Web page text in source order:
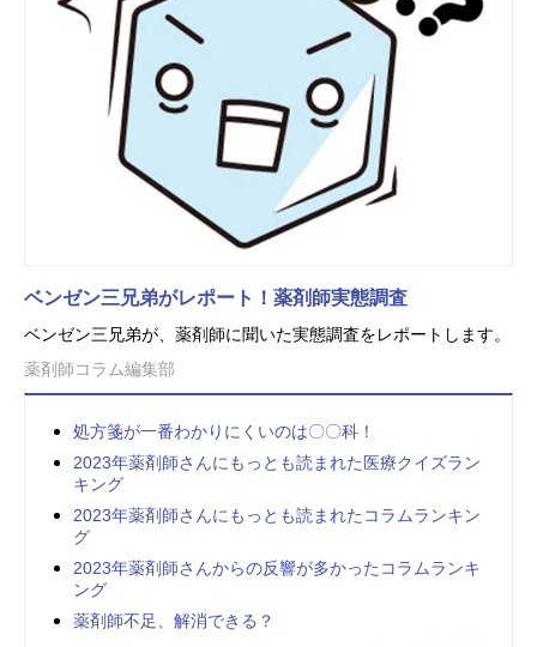
ベンゼン三兄弟がレポート！薬剤師実態調査
ベンゼン三兄弟が、薬剤師に聞いた実態調査をレポートします。
薬剤師コラム編集部
処方箋が一番わかりにくいのは〇〇科！
2023年薬剤師さんにもっとも読まれた医療クイズラン
キング
2023年薬剤師さんにもっとも読まれたコラムランキン
グ
2023年薬剤師さんからの反響が多かったコラムランキ
ング
薬剤師不足、解消できる？